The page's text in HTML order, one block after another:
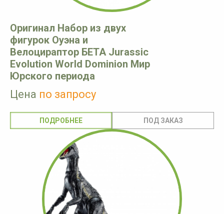
Оригинал Набор из двух
фигурок Оуэна и
Велоцираптор БЕТА Jurassic
Evolution World Dominion Мир
Юрского периода
Цена по запросу
ПОДРОБНЕЕ